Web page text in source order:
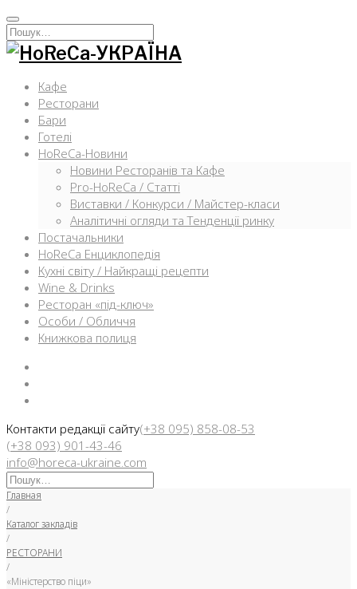
Перейти
к
содержимому
Искать:
Кафе
Ресторани
Бари
Готелі
HoReCa-Новини
Новини Ресторанів та Кафе
Pro-HoReCa / Статті
Виставки / Конкурси / Майстер-класи
Аналітичні огляди та Тенденції ринку
Постачальники
HoReCa Енциклопедія
Кухні світу / Найкращі рецепти
Wine & Drinks
Ресторан «під-ключ»
Особи / Обличчя
Книжкова полиця
Контакти редакції сайту(+38 095) 858-08-53
(+38 093) 901-43-46
info@horeca-ukraine.com
Искать:
Главная
/
Каталог закладів
/
РЕСТОРАНИ
/
«Міністерство піци»